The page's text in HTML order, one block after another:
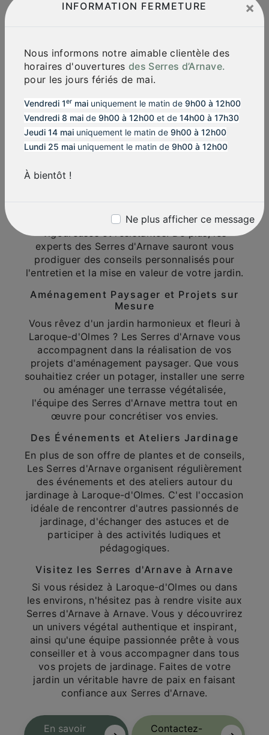
INFORMATION FERMETURE ×
Nous informons notre aimable clientèle des
horaires d'ouverturesdes Serres d’Arnave.
pour les jours fériés de mai.
Vendredi 1er mai uniquement le matin de 9h00 à 12h00
Vendredi 8 mai de 9h00 à 12h00 et de 14h00 à 17h30
Jeudi 14 mai uniquement le matin de 9h00 à 12h00
Lundi 25 mai uniquement le matin de 9h00 à 12h00
À bientôt !
Ne plus afficher ce message
Les Serres d'Arnave proposent un large choix
de plantes, de fleurs et d'arbustes pour
embellir votre jardin à Laroque-d'Olmes. Que
vous soyez novice ou expert en jardinage,
l'équipe chaleureuse et compétente des
Serres d'Arnave est à votre disposition pour
vous conseiller et vous guider dans vos choix.
Plantes Locales et Conseils
Les Serres d'Arnave se distinguent par leur
locaux, vous êtes assuré d'obtenir des plantes
experts des Serres d'Arnave sauront vous
prodiguer des conseils personnalisés pour
l'entretien et la mise en valeur de votre jardin.
Aménagement Paysager et Projets sur
Mesure
Vous rêvez d'un jardin harmonieux et fleuri à
Laroque-d'Olmes ? Les Serres d'Arnave vous
accompagnent dans la réalisation de vos
projets d'aménagement paysager. Que vous
souhaitiez créer un potager, installer une serre
ou aménager une terrasse végétalisée,
l'équipe des Serres d'Arnave mettra tout en
œuvre pour concrétiser vos envies.
Des Événements et Ateliers Jardinage
En plus de son offre de plantes et de conseils,
Les Serres d'Arnave organisent régulièrement
des événements et des ateliers autour du
jardinage à Laroque-d'Olmes. C'est l'occasion
idéale de rencontrer d'autres passionnés de
jardinage, d'échanger des astuces et de
participer à des activités ludiques et
pédagogiques.
Visitez les Serres d'Arnave à Arnave
Si vous résidez à Laroque-d'Olmes ou dans
les environs, n'hésitez pas à rendre visite aux
Serres d'Arnave à Arnave. Vous y découvrirez
un univers végétal authentique et inspirant,
ainsi qu'une équipe passionnée prête à vous
conseiller et à vous accompagner dans tous
vos projets de jardinage. Faites de votre
jardin un véritable havre de paix en faisant
confiance aux Serres d'Arnave.
En savoir
Contactez-